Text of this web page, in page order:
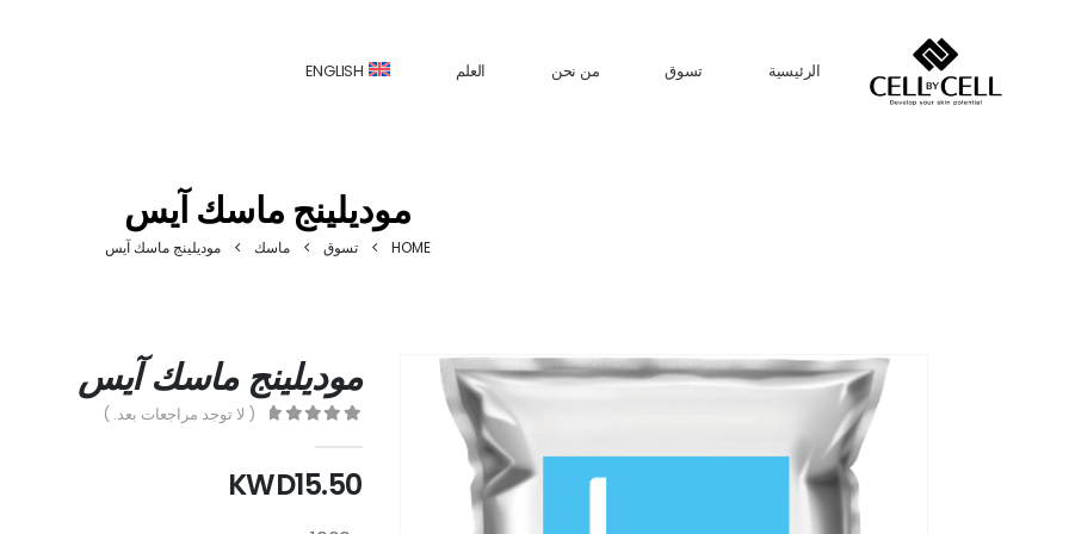
الرئيسية تسوق من نحن العلم ENGLISH
موديلينج ماسك آيس
HOME تسوق ماسك موديلينج ماسك آيس
موديلينج ماسك آيس
( لا توجد مراجعات بعد. )
KWD15.50